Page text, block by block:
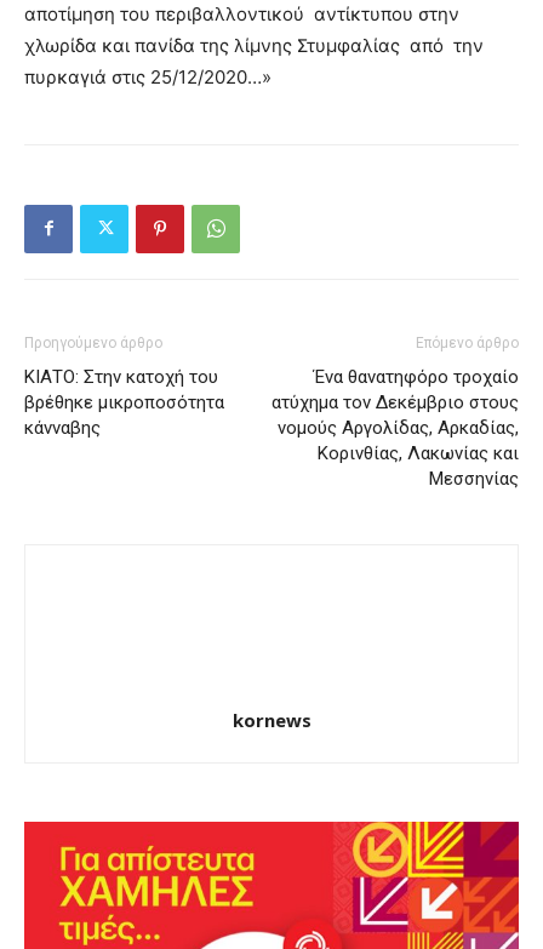
αποτίμηση του περιβαλλοντικού αντίκτυπου στην
χλωρίδα και πανίδα της λίμνης Στυμφαλίας από την
πυρκαγιά στις 25/12/2020…»
Προηγούμενο άρθρο
ΚΙΑΤΟ: Στην κατοχή του
βρέθηκε μικροποσότητα
κάνναβης
Επόμενο άρθρο
Ένα θανατηφόρο τροχαίο
ατύχημα τον Δεκέμβριο στους
νομούς Αργολίδας, Αρκαδίας,
Κορινθίας, Λακωνίας και
Μεσσηνίας
kornews